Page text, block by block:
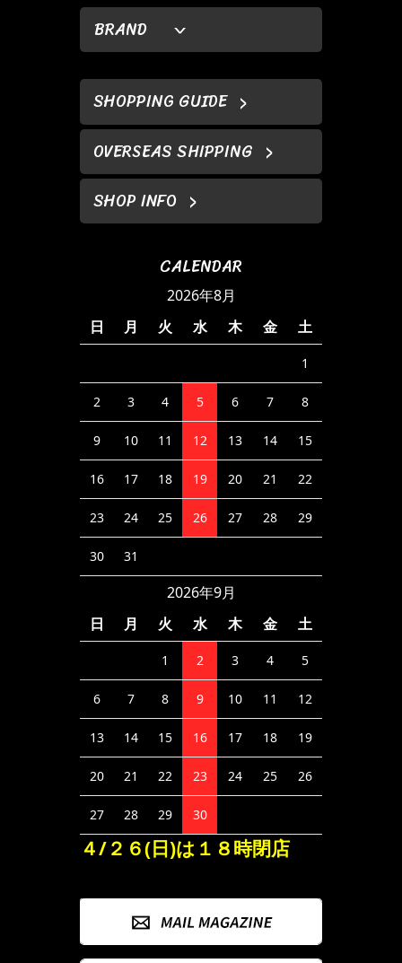
BRAND
SHOPPING GUIDE
OVERSEAS SHIPPING
SHOP INFO
CALENDAR
2026年8月
日
月 火 水 木 金 土
1
2 3 4 5 6 7 8
9 10 11 12 13 14 15
16 17 18 19 20 21 22
23 24 25 26 27 28 29
30 31
2026年9月
日
月 火 水 木 金 土
1 2 3 4 5
6 7 8 9 10 11 12
13 14 15 16 17 18 19
20 21 22 23 24 25 26
27 28 29 30
４/２６(日)は１８時閉店